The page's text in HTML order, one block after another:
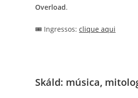
Overload.
🎟️ Ingressos: clique aqui
Skáld: música,